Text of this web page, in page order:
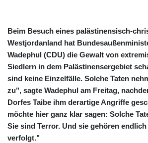
Beim Besuch eines palästinensisch-
Westjordanland hat
Wadephul (CDU) die Gewalt von
Siedlern in dem Palästinensergebiet
sind keine Einzelfälle. Solche Taten
zu", sagte Wadephul am Freitag,
Dorfes Taibe ihm derartige Angriffe
möchte hier ganz klar sagen: Solche
Sie sind Terror. Und sie gehören
verfolgt."